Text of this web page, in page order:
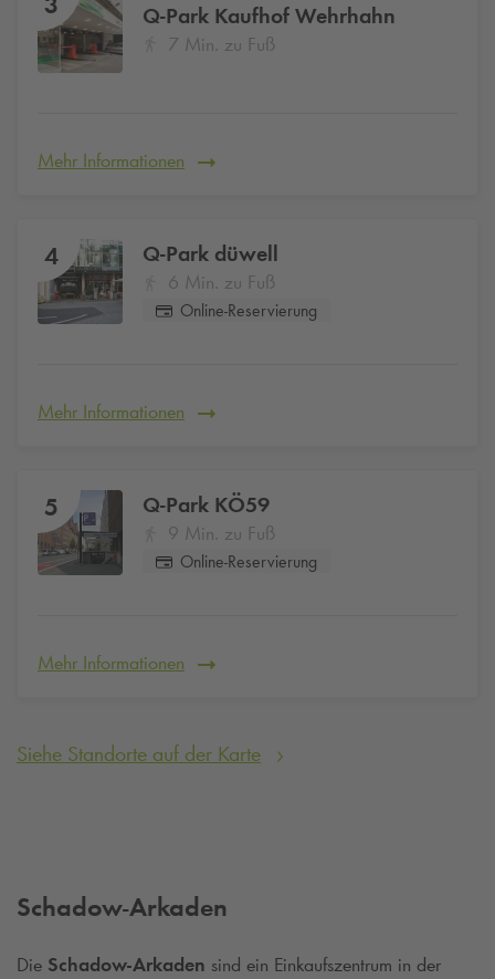
Q-Park Kaufhof Wehrhahn
7 Min. zu Fuß
Mehr Informationen
4 Q-Park düwell
6 Min. zu Fuß
Online-Reservierung
Mehr Informationen
5 Q-Park KÖ59
9 Min. zu Fuß
Online-Reservierung
Mehr Informationen
Siehe Standorte auf der Karte
Schadow-Arkaden
Die Schadow-Arkaden sind ein Einkaufszentrum in der